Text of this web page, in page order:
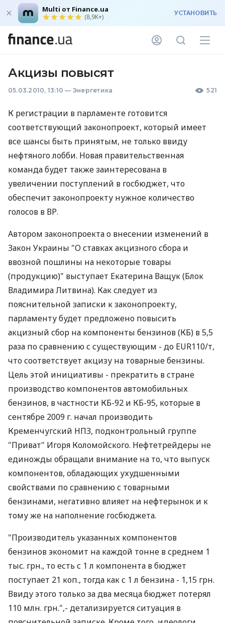
Multi от Finance.ua
(8,9K+) УСТАНОВИТЬ
Акцизы повысят
05.03.2010, 13:10 — Энергетика 521
К регистрации в парламенте готовится
соответствующий законопроект, который имеет
все шансы быть принятым, не только ввиду
нефтяного лобби. Новая правительственная
команда будет также заинтересована в
увеличении поступлений в госбюджет, что
обеспечит законопроекту нужное количество
голосов в ВР.
Автором законопроекта о внесении изменений в
Закон Украины "О ставках акцизного сбора и
ввозной пошлины на некоторые товары
(продукцию)" выступает Екатерина Ващук (Блок
Владимира Литвина). Как следует из
пояснительной записки к законопроекту,
парламенту будет предложено повысить
акцизный сбор на компоненты бензинов (КБ) в 5,5
раза по сравнению с существующим - до EUR110/т,
что соответствует акцизу на товарные бензины.
Цель этой инициативы - прекратить в стране
производство компонентов автомобильных
бензинов, в частности КБ-92 и КБ-95, которые в
сентябре 2009 г. начал производить
Кременчугский НПЗ, подконтрольный группе
"Приват" Игоря Коломойского. Нефтетрейдеры не
единожды обращали внимание на то, что выпуск
компонентов, обладающих ухудшенными
свойствами по сравнению с товарными
бензинами, негативно влияет на нефтерынок и к
тому же на наполнение госбюджета.
"Производитель указанных компонентов
бензинов экономит на каждой тонне в среднем 1
тыс. грн., то есть с 1 л компонента в бюджет
поступает 21 коп., тогда как с 1 л бензина - 1,15 грн.
Ввиду этого только за два месяца бюджет потерял
110 млн. грн.",- детализируется ситуация в